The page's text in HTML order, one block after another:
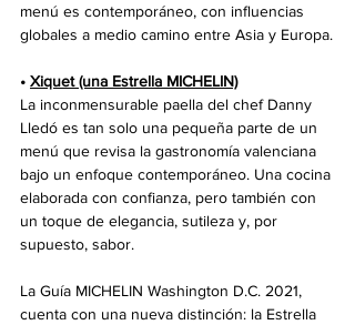
menú es contemporáneo, con influencias
globales a medio camino entre Asia y Europa.
• Xiquet (una Estrella MICHELIN)
La inconmensurable paella del chef Danny
Lledó es tan solo una pequeña parte de un
menú que revisa la gastronomía valenciana
bajo un enfoque contemporáneo. Una cocina
elaborada con confianza, pero también con
un toque de elegancia, sutileza y, por
supuesto, sabor.
La Guía MICHELIN Washington D.C. 2021,
cuenta con una nueva distinción: la Estrella